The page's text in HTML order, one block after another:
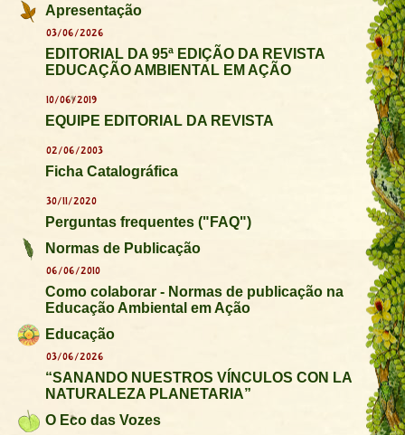
Apresentação
03/06/2026
EDITORIAL DA 95ª EDIÇÃO DA REVISTA
EDUCAÇÃO AMBIENTAL EM AÇÃO
10/06/2019
EQUIPE EDITORIAL DA REVISTA
02/06/2003
Ficha Catalográfica
30/11/2020
Perguntas frequentes ("FAQ")
Normas de Publicação
06/06/2010
Como colaborar - Normas de publicação na
Educação Ambiental em Ação
Educação
03/06/2026
“SANANDO NUESTROS VÍNCULOS CON LA
NATURALEZA PLANETARIA”
O Eco das Vozes